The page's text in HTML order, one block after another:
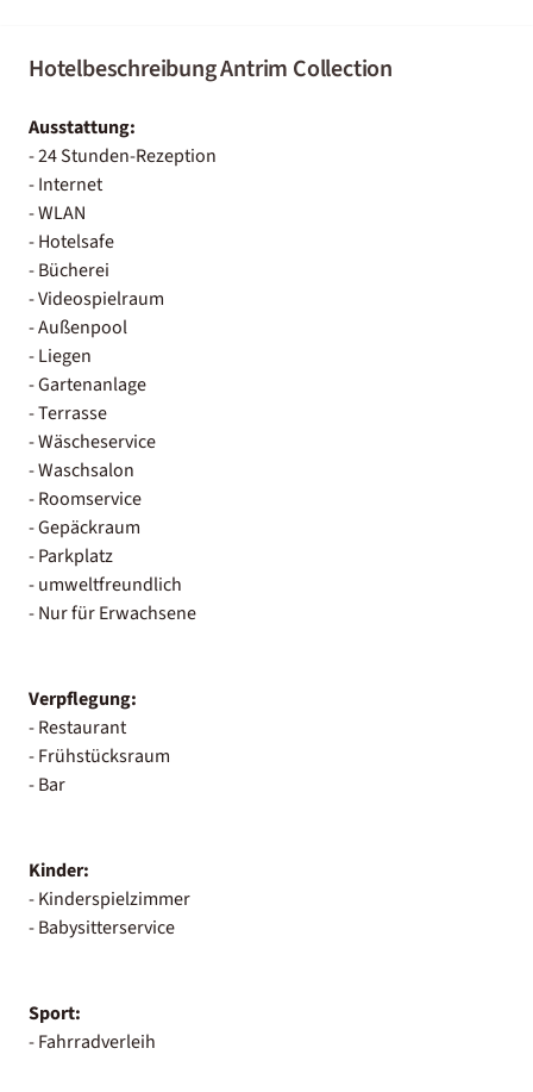
Hotelbeschreibung Antrim Collection
Ausstattung:
- 24 Stunden-Rezeption
- Internet
- WLAN
- Hotelsafe
- Bücherei
- Videospielraum
- Außenpool
- Liegen
- Gartenanlage
- Terrasse
- Wäscheservice
- Waschsalon
- Roomservice
- Gepäckraum
- Parkplatz
- umweltfreundlich
- Nur für Erwachsene
Verpflegung:
- Restaurant
- Frühstücksraum
- Bar
Kinder:
- Kinderspielzimmer
- Babysitterservice
Sport:
- Fahrradverleih